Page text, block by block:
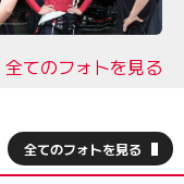
全てのフォトを見る
全てのフォトを見る